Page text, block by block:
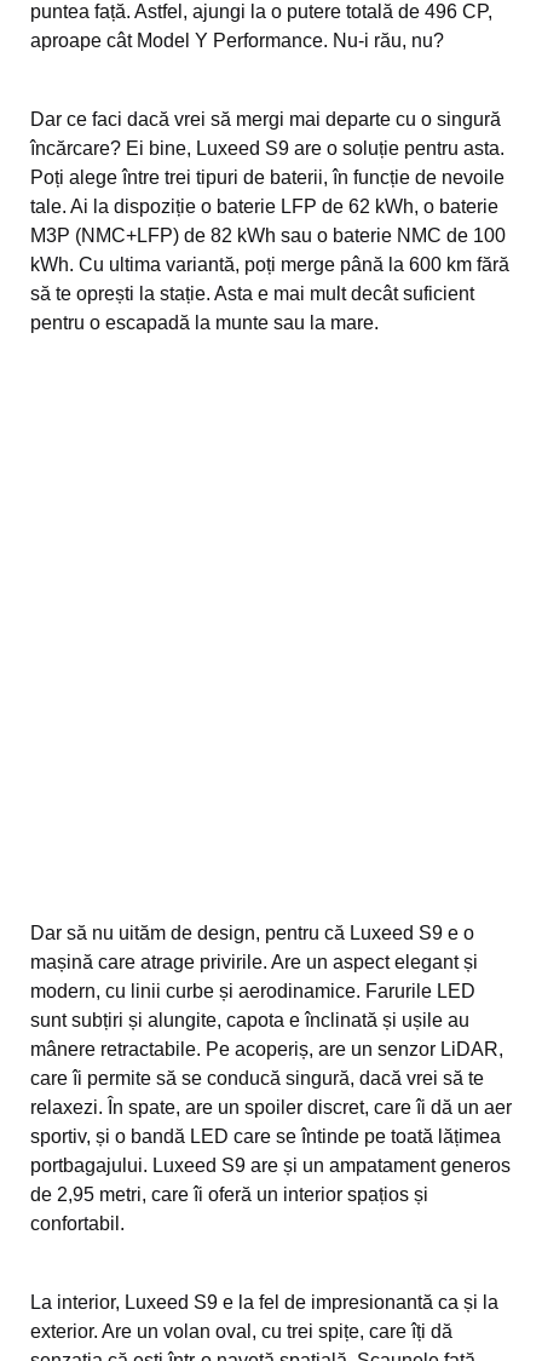
puntea față. Astfel, ajungi la o putere totală de 496 CP,
aproape cât Model Y Performance. Nu-i rău, nu?
Dar ce faci dacă vrei să mergi mai departe cu o singură
încărcare? Ei bine, Luxeed S9 are o soluție pentru asta.
Poți alege între trei tipuri de baterii, în funcție de nevoile
tale. Ai la dispoziție o baterie LFP de 62 kWh, o baterie
M3P (NMC+LFP) de 82 kWh sau o baterie NMC de 100
kWh. Cu ultima variantă, poți merge până la 600 km fără
să te oprești la stație. Asta e mai mult decât suficient
pentru o escapadă la munte sau la mare.
Dar să nu uităm de design, pentru că Luxeed S9 e o
mașină care atrage privirile. Are un aspect elegant și
modern, cu linii curbe și aerodinamice. Farurile LED
sunt subțiri și alungite, capota e înclinată și ușile au
mânere retractabile. Pe acoperiș, are un senzor LiDAR,
care îi permite să se conducă singură, dacă vrei să te
relaxezi. În spate, are un spoiler discret, care îi dă un aer
sportiv, și o bandă LED care se întinde pe toată lățimea
portbagajului. Luxeed S9 are și un ampatament generos
de 2,95 metri, care îi oferă un interior spațios și
confortabil.
La interior, Luxeed S9 e la fel de impresionantă ca și la
exterior. Are un volan oval, cu trei spițe, care îți dă